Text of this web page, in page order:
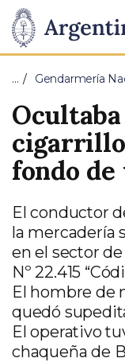
Presidencia
de
la
Nación
Pasar al
… Gendarmería
fondo
El conductor
la mercadería
en el sector
Nº 22.415
El hombre de
quedó
El operativo
chaqueña de